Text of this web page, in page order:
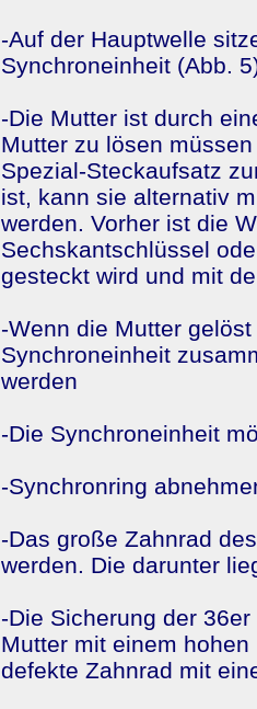
-Auf der Hauptwelle
Synchroneinheit (Abb.
-Die Mutter ist durch
Mutter zu lösen
Spezial-Steckaufsatz
ist, kann sie alternativ
werden. Vorher ist die
Sechskantschlüssel
gesteckt wird und mit
-Wenn die Mutter
Synchroneinheit
werden
-Die Synchroneinheit
-Synchronring
-Das große Zahnrad
werden. Die darunter
-Die Sicherung der
Mutter mit einem
defekte Zahnrad mit